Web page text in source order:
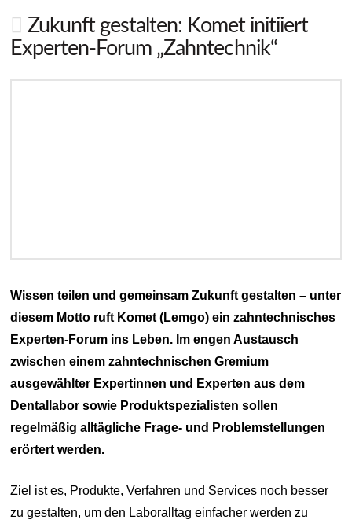
Zukunft gestalten: Komet initiiert
Experten-Forum „Zahntechnik“
Wissen teilen und gemeinsam Zukunft gestalten – unter
diesem Motto ruft Komet (Lemgo) ein zahntechnisches
Experten-Forum ins Leben. Im engen Austausch
zwischen einem zahntechnischen Gremium
ausgewählter Expertinnen und Experten aus dem
Dentallabor sowie Produktspezialisten sollen
regelmäßig alltägliche Frage- und Problemstellungen
erörtert werden.
Ziel ist es, Produkte, Verfahren und Services noch besser
zu gestalten, um den Laboralltag einfacher werden zu